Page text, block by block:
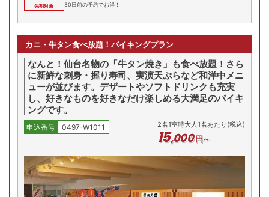
先割対象 30 日前の予約でお得！
カニ・牛タン食べ放題！バイキングプラン
なんと！仙台名物の「牛タン焼き」も食べ放題！さら
に新鮮な刺身・握り寿司、実演天ぷらなど和洋中メニ
ューが並びます。デザートやソフトドリンクも充実
し、好きなものを好きなだけ楽しめる大満足のバイキ
ングです。
申込番号 0497-W1011 2名1室時大人1名あたり(税込)
15,000円～